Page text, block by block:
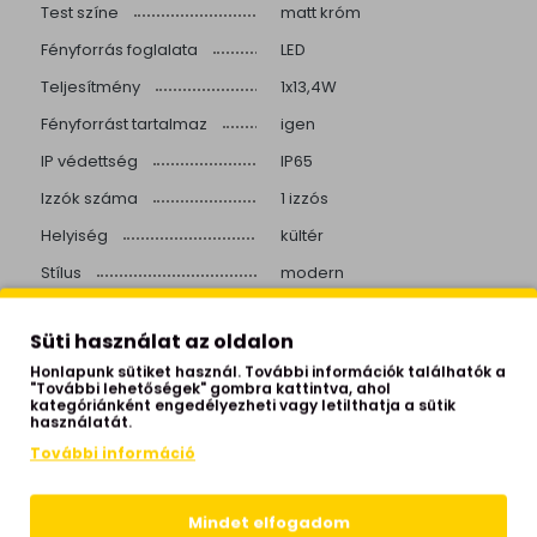
Test színe
matt króm
Fényforrás foglalata
LED
Teljesítmény
1x13,4W
Fényforrást tartalmaz
igen
IP védettség
IP65
Izzók száma
1 izzós
Helyiség
kültér
Stílus
modern
Színhőmérséklet
3000 Kelvin
Fényerő
666 lumen
Élettartam
>72.000 óra
Hálózati feszültség
Garancia
2 év
Süti használat az oldalon
Honlapunk sütiket használ. További információk találhatók a
"További lehetőségek" gombra kattintva, ahol
kategóriánként engedélyezheti vagy letilthatja a sütik
használatát.
További információ
Mindet elfogadom